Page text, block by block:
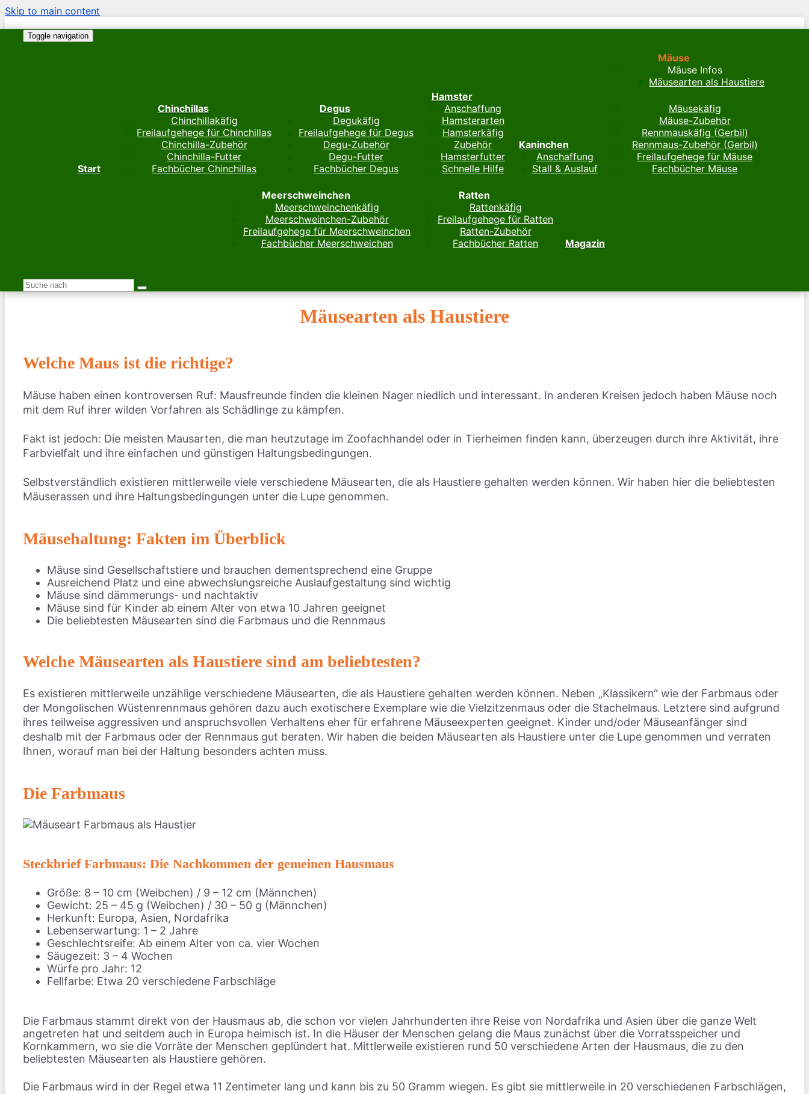
Skip to main content
Toggle navigation
Start
Chinchillas
Chinchillakäfig
Freilaufgehege für Chinchillas
Chinchilla-Zubehör
Chinchilla-Futter
Fachbücher Chinchillas
Degus
Degukäfig
Freilaufgehege für Degus
Degu-Zubehör
Degu-Futter
Fachbücher Degus
Hamster
Anschaffung
Hamsterarten
Hamsterkäfig
Zubehör
Hamsterfutter
Schnelle Hilfe
Kaninchen
Anschaffung
Stall & Auslauf
Mäuse
Mäuse Infos
Mäusearten als Haustiere
Mäusekäfig
Mäuse-Zubehör
Rennmauskäfig (Gerbil)
Rennmaus-Zubehör (Gerbil)
Freilaufgehege für Mäuse
Fachbücher Mäuse
Meerschweinchen
Meerschweinchenkäfig
Meerschweinchen-Zubehör
Freilaufgehege für Meerschweinchen
Fachbücher Meerschweichen
Ratten
Rattenkäfig
Freilaufgehege für Ratten
Ratten-Zubehör
Fachbücher Ratten
Magazin
Mäusearten als Haustiere
Welche Maus ist die richtige?
Mäuse haben einen kontroversen Ruf: Mausfreunde finden die kleinen Nager niedlich und interessant. In anderen Kreisen jedoch haben Mäuse noch
mit dem Ruf ihrer wilden Vorfahren als Schädlinge zu kämpfen.
Fakt ist jedoch: Die meisten Mausarten, die man heutzutage im Zoofachhandel oder in Tierheimen finden kann, überzeugen durch ihre Aktivität, ihre
Farbvielfalt und ihre einfachen und günstigen Haltungsbedingungen.
Selbstverständlich existieren mittlerweile viele verschiedene Mäusearten, die als Haustiere gehalten werden können. Wir haben hier die beliebtesten
Mäuserassen und ihre Haltungsbedingungen unter die Lupe genommen.
Mäusehaltung: Fakten im Überblick
Mäuse sind Gesellschaftstiere und brauchen dementsprechend eine Gruppe
Ausreichend Platz und eine abwechslungsreiche Auslaufgestaltung sind wichtig
Mäuse sind dämmerungs- und nachtaktiv
Mäuse sind für Kinder ab einem Alter von etwa 10 Jahren geeignet
Die beliebtesten Mäusearten sind die Farbmaus und die Rennmaus
Welche Mäusearten als Haustiere sind am beliebtesten?
Es existieren mittlerweile unzählige verschiedene Mäusearten, die als Haustiere gehalten werden können. Neben „Klassikern“ wie der Farbmaus oder
der Mongolischen Wüstenrennmaus gehören dazu auch exotischere Exemplare wie die Vielzitzenmaus oder die Stachelmaus. Letztere sind aufgrund
ihres teilweise aggressiven und anspruchsvollen Verhaltens eher für erfahrene Mäuseexperten geeignet. Kinder und/oder Mäuseanfänger sind
deshalb mit der Farbmaus oder der Rennmaus gut beraten. Wir haben die beiden Mäusearten als Haustiere unter die Lupe genommen und verraten
Ihnen, worauf man bei der Haltung besonders achten muss.
Die Farbmaus
Steckbrief Farbmaus: Die Nachkommen der gemeinen Hausmaus
Größe: 8 – 10 cm (Weibchen) / 9 – 12 cm (Männchen)
Gewicht: 25 – 45 g (Weibchen) / 30 – 50 g (Männchen)
Herkunft: Europa, Asien, Nordafrika
Lebenserwartung: 1 – 2 Jahre
Geschlechtsreife: Ab einem Alter von ca. vier Wochen
Säugezeit: 3 – 4 Wochen
Würfe pro Jahr: 12
Fellfarbe: Etwa 20 verschiedene Farbschläge
Die Farbmaus stammt direkt von der Hausmaus ab, die schon vor vielen Jahrhunderten ihre Reise von Nordafrika und Asien über die ganze Welt
angetreten hat und seitdem auch in Europa heimisch ist. In die Häuser der Menschen gelang die Maus zunächst über die Vorratsspeicher und
Kornkammern, wo sie die Vorräte der Menschen geplündert hat. Mittlerweile existieren rund 50 verschiedene Arten der Hausmaus, die zu den
beliebtesten Mäusearten als Haustiere gehören.
Die Farbmaus wird in der Regel etwa 11 Zentimeter lang und kann bis zu 50 Gramm wiegen. Es gibt sie mittlerweile in 20 verschiedenen Farbschlägen,